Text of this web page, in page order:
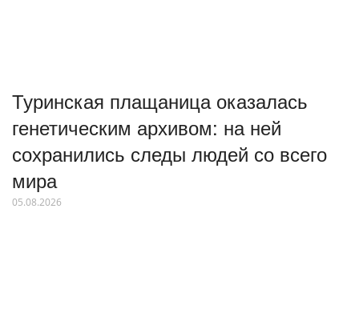
Туринская плащаница оказалась
генетическим архивом: на ней
сохранились следы людей со всего
мира
05.08.2026